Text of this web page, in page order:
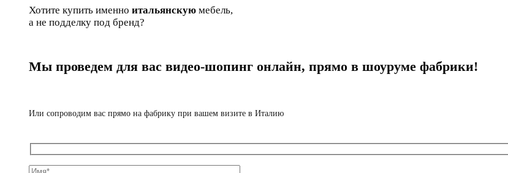
Хотите купить именно итальянскую мебель,
а не подделку под бренд?
Мы проведем для вас видео-шопинг онлайн, прямо в шоуруме фабрики!
Или сопроводим вас прямо на фабрику при вашем визите в Италию